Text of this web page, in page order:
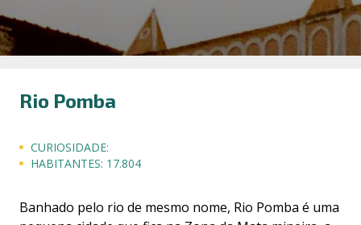
Rio Pomba
CURIOSIDADE:
HABITANTES: 17.804
Banhado pelo rio de mesmo nome, Rio Pomba é uma